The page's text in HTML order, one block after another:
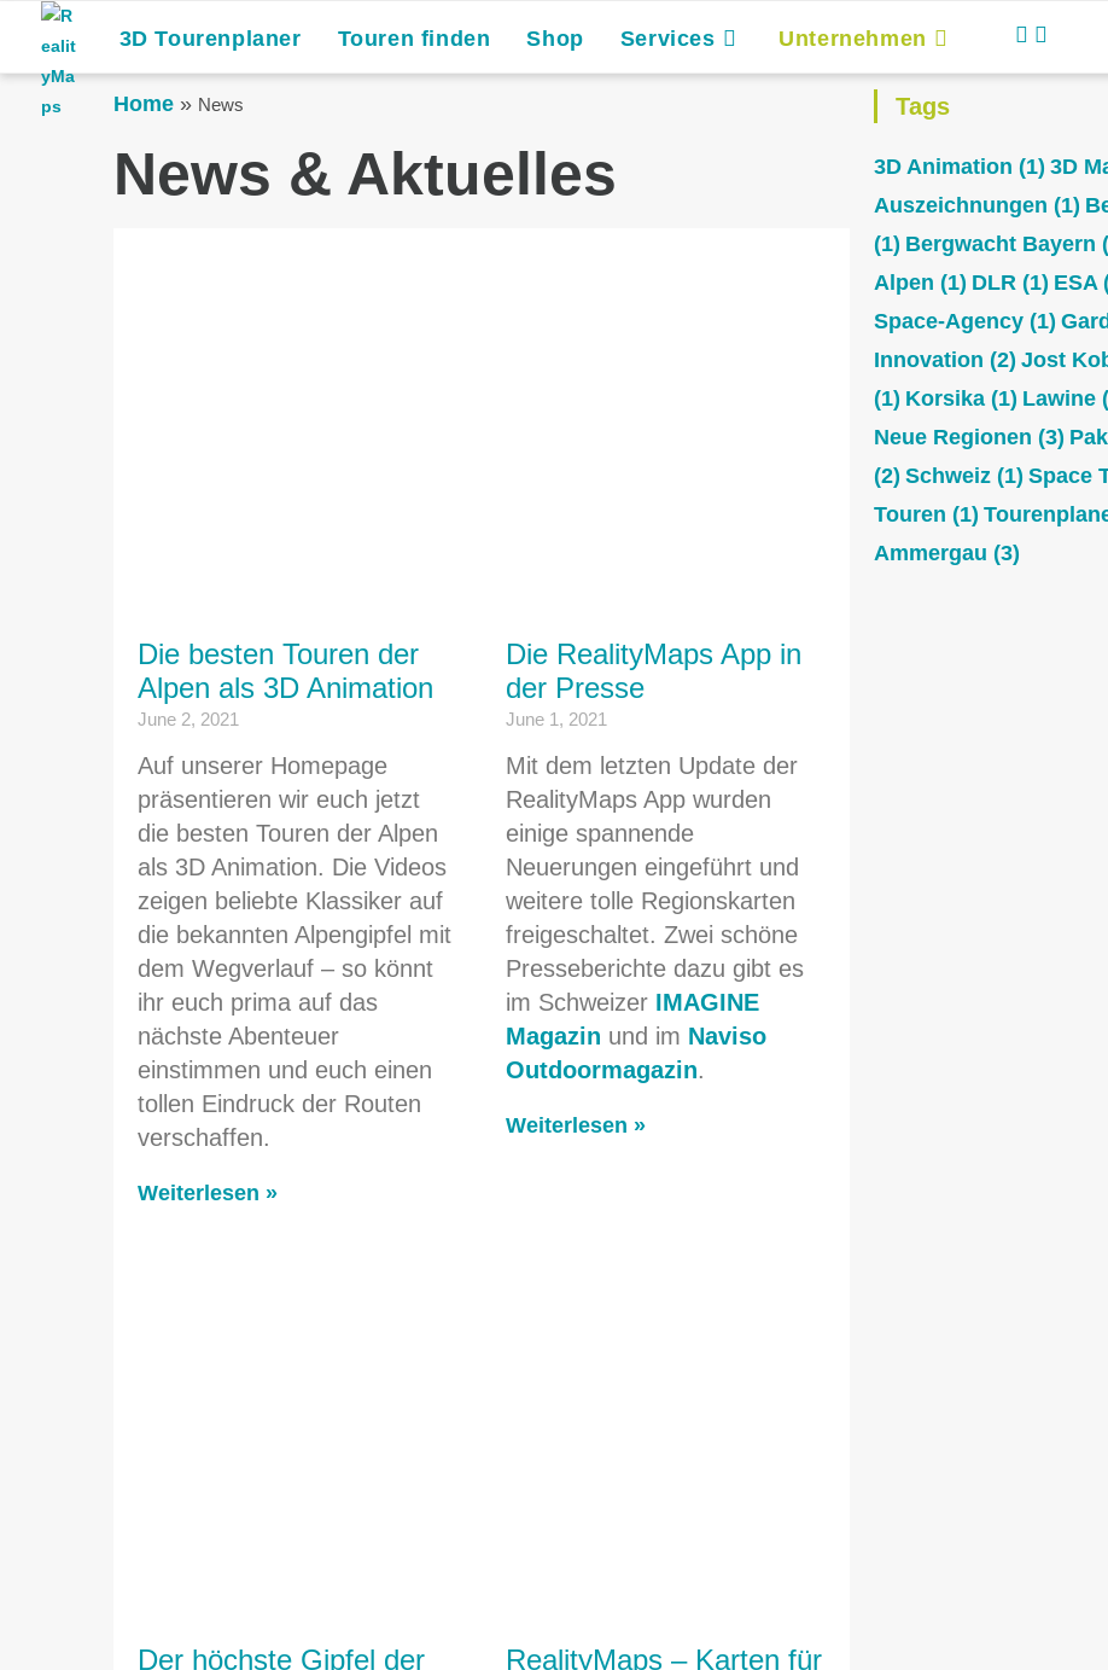
3D Tourenplaner Touren finden Shop Services Unternehmen
Home» News
News & Aktuelles
Die besten Touren der
Alpen als 3D Animation
June 2, 2021
Auf unserer Homepage
präsentieren wir euch jetzt
die besten Touren der Alpen
als 3D Animation. Die Videos
zeigen beliebte Klassiker auf
die bekannten Alpengipfel mit
dem Wegverlauf – so könnt
ihr euch prima auf das
nächste Abenteuer
einstimmen und euch einen
tollen Eindruck der Routen
verschaffen.
Weiterlesen »
Die RealityMaps App in
der Presse
June 1, 2021
Mit dem letzten Update der
RealityMaps App wurden
einige spannende
Neuerungen eingeführt und
weitere tolle Regionskarten
freigeschaltet. Zwei schöne
Presseberichte dazu gibt es
im Schweizer IMAGINE
Magazin und im Naviso
Outdoormagazin.
Weiterlesen »
Der höchste Gipfel der
RealityMaps – Karten für
Tags
3D Animation (1) 3D
Auszeichnungen (1)
(1) Bergwacht Bayern
Alpen (1) DLR(1) ESA
Space-Agency(1)
Innovation (2) Jost
(1) Korsika(1) Lawine
Neue Regionen (3)
(2) Schweiz(1) Space
Touren (1)
Ammergau (3)